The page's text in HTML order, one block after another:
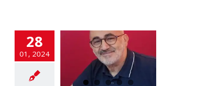
28
01, 2024
d’André
Justice